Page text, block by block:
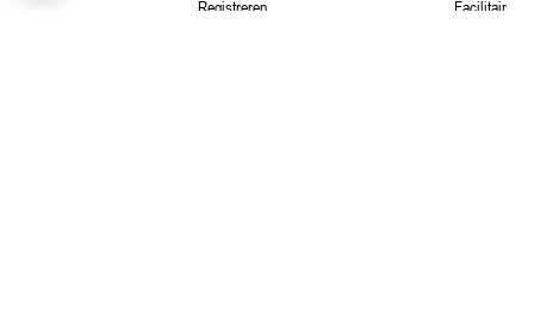
Registreren Facilitair